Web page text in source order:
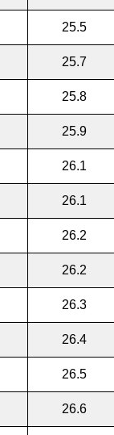
25.5
25.7
25.8
25.9
26.1
26.1
26.2
26.2
26.3
26.4
26.5
26.6